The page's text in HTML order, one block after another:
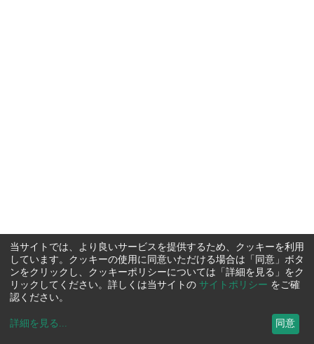
当サイトでは、より良いサービスを提供するため、クッキーを利用
しています。クッキーの使用に同意いただける場合は「同意」ボタ
ンをクリックし、クッキーポリシーについては「詳細を見る」をク
リックしてください。詳しくは当サイトの サイトポリシー をご確
認ください。
詳細を見る ... 同意